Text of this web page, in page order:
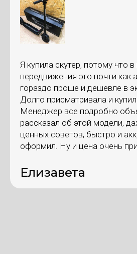
Я купила скутер, потому что в
передвижения это почти как
гораздо проще и дешевле в
Долго присматривала и
Менеджер все подробно
рассказал об этой модели,
ценных советов, быстро и
оформил. Ну и цена очень
Елизавета